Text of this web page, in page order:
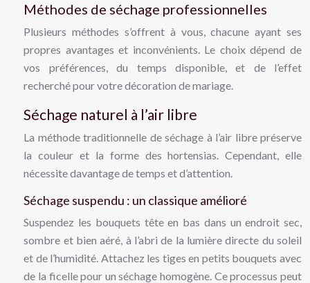
Méthodes de séchage professionnelles
Plusieurs méthodes s’offrent à vous, chacune ayant ses
propres avantages et inconvénients. Le choix dépend de
vos préférences, du temps disponible, et de l’effet
recherché pour votre décoration de mariage.
Séchage naturel à l’air libre
La méthode traditionnelle de séchage à l’air libre préserve
la couleur et la forme des hortensias. Cependant, elle
nécessite davantage de temps et d’attention.
Séchage suspendu : un classique amélioré
Suspendez les bouquets tête en bas dans un endroit sec,
sombre et bien aéré, à l’abri de la lumière directe du soleil
et de l’humidité. Attachez les tiges en petits bouquets avec
de la ficelle pour un séchage homogène. Ce processus peut